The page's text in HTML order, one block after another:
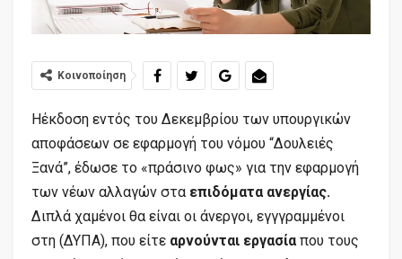
Κοινοποίηση
Ηέκδοση εντός του Δεκεμβρίου των υπουργικών
αποφάσεων σε εφαρμογή του νόμου “Δουλειές
Ξανά”, έδωσε το «πράσινο φως» για την εφαρμογή
των νέων αλλαγών στα επιδόματα ανεργίας.
Διπλά χαμένοι θα είναι οι άνεργοι, εγγγραμμένοι
στη (ΔΥΠΑ), που είτε αρνούνται εργασία που τους